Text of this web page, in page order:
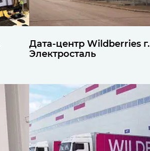
Дата-центр Wildberries г.
Электросталь